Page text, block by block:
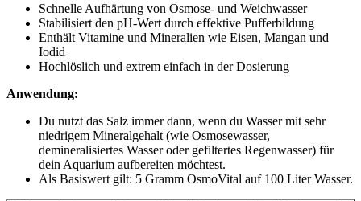
Schnelle Aufhärtung von Osmose- und Weichwasser
Stabilisiert den pH-Wert durch effektive Pufferbildung
Enthält Vitamine und Mineralien wie Eisen, Mangan und
Iodid
Hochlöslich und extrem einfach in der Dosierung
Anwendung:
Du nutzt das Salz immer dann, wenn du Wasser mit sehr
niedrigem Mineralgehalt (wie Osmosewasser,
demineralisiertes Wasser oder gefiltertes Regenwasser) für
dein Aquarium aufbereiten möchtest.
Als Basiswert gilt: 5 Gramm OsmoVital auf 100 Liter Wasser.